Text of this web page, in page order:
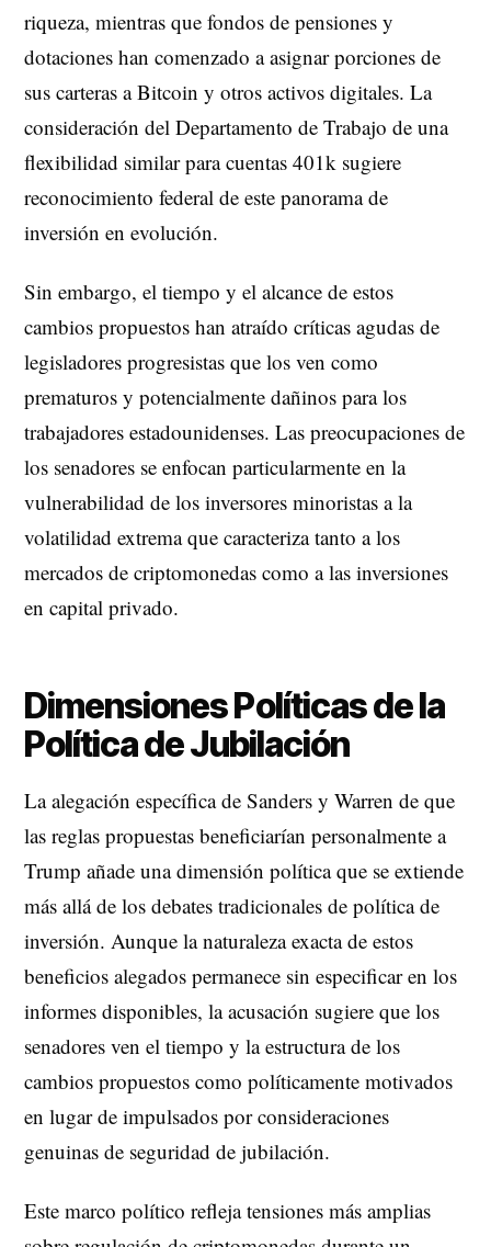
riqueza, mientras que fondos de pensiones y
dotaciones han comenzado a asignar porciones de
sus carteras a Bitcoin y otros activos digitales. La
consideración del Departamento de Trabajo de una
flexibilidad similar para cuentas 401k sugiere
reconocimiento federal de este panorama de
inversión en evolución.
Sin embargo, el tiempo y el alcance de estos
cambios propuestos han atraído críticas agudas de
legisladores progresistas que los ven como
prematuros y potencialmente dañinos para los
trabajadores estadounidenses. Las preocupaciones de
los senadores se enfocan particularmente en la
vulnerabilidad de los inversores minoristas a la
volatilidad extrema que caracteriza tanto a los
mercados de criptomonedas como a las inversiones
en capital privado.
Dimensiones Políticas de la
Política de Jubilación
La alegación específica de Sanders y Warren de que
las reglas propuestas beneficiarían personalmente a
Trump añade una dimensión política que se extiende
más allá de los debates tradicionales de política de
inversión. Aunque la naturaleza exacta de estos
beneficios alegados permanece sin especificar en los
informes disponibles, la acusación sugiere que los
senadores ven el tiempo y la estructura de los
cambios propuestos como políticamente motivados
en lugar de impulsados por consideraciones
genuinas de seguridad de jubilación.
Este marco político refleja tensiones más amplias